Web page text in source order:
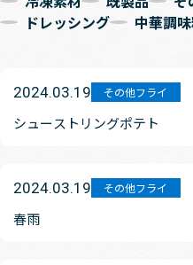
ドレッシング
中華調
2024.03.19 その他フライ
シューストリングポテト
2024.03.19 その他フライ
春雨